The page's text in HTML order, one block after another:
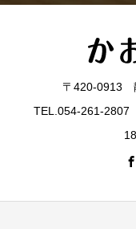
〒420-0913
TEL.054-261-